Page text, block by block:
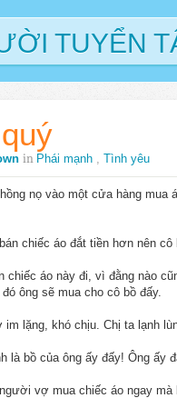
TUYỂN
in Phái mạnh , Tình yêu
nọ vào một cửa hàng
chiếc áo đắt tiền hơn nên cô
chiếc áo này đi, vì đằng nào
ông sẽ mua cho cô bồ đấy.
im lặng, khó chịu. Chị ta lạnh
là bồ của ông ấy đấy! Ông ấy
vợ mua chiếc áo ngay